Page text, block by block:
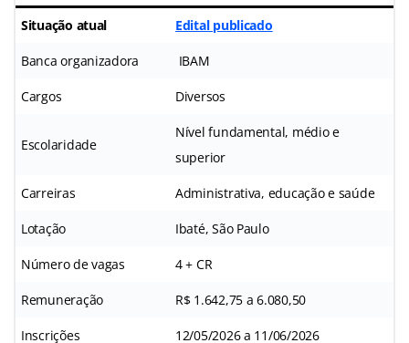
Situação atual Edital publicado
Banca organizadora IBAM
Cargos Diversos
Escolaridade
Nível fundamental, médio e
superior
Carreiras Administrativa, educação e saúde
Lotação Ibaté, São Paulo
Número de vagas 4 + CR
Remuneração R$ 1.642,75 a 6.080,50
Inscrições 12/05/2026 a 11/06/2026